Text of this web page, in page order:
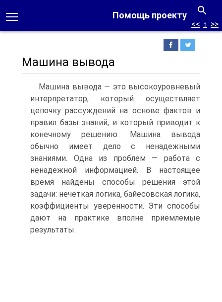
Помощь проекту
<< ↑ >>
Машина вывода
Машина вывода — это высокоуровневый
интерпретатор, который осуществляет
цепочку рассуждений на основе фактов и
правил базы знаний, и который приводит к
конечному решению. Машина вывода
обычно имеет дело с ненадежными
знаниями. Одна из проблем — работа с
ненадежной информацией. В настоящее
время найдены способы решения этой
задачи: нечеткая логика, байесовская логика,
коэффициенты уверенности. Эти способы
дают на практике вполне приемлемые
результаты.